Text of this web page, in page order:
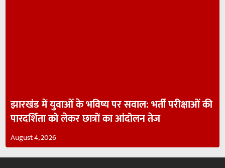
झारखंड में युवाओं के भविष्य पर सवाल: भर्ती परीक्षाओं की
पारदर्शिता को लेकर छात्रों का आंदोलन तेज
August 4, 2026